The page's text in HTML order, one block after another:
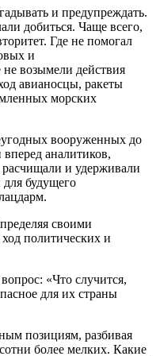
и предупреждать.
добиться. Чаще всего,
Где не помогал
и
возымели действия
авианосцы, ракеты
морских
вооруженных до
аналитиков,
расчищали и удерживали
будущего
своими
политических и
«Что случится,
для их страны
позициям, разбивая
более мелких. Какие